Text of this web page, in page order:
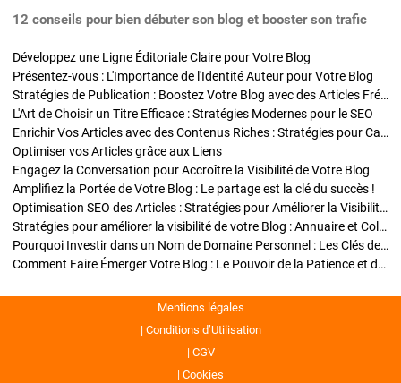
12 conseils pour bien débuter son blog et booster son trafic
Développez une Ligne Éditoriale Claire pour Votre Blog
Présentez-vous : L'Importance de l'Identité Auteur pour Votre Blog
Stratégies de Publication : Boostez Votre Blog avec des Articles Fréquents et Exclusifs
L'Art de Choisir un Titre Efficace : Stratégies Modernes pour le SEO
Enrichir Vos Articles avec des Contenus Riches : Stratégies pour Captiver et Optimiser
Optimiser vos Articles grâce aux Liens
Engagez la Conversation pour Accroître la Visibilité de Votre Blog
Amplifiez la Portée de Votre Blog : Le partage est la clé du succès !
Optimisation SEO des Articles : Stratégies pour Améliorer la Visibilité de Votre Blog
Stratégies pour améliorer la visibilité de votre Blog : Annuaire et Collaborations
Pourquoi Investir dans un Nom de Domaine Personnel : Les Clés de la Réussite de Votre Blog
Comment Faire Émerger Votre Blog : Le Pouvoir de la Patience et de la Persévérance
Mentions légales
Conditions d’Utilisation
CGV
Cookies